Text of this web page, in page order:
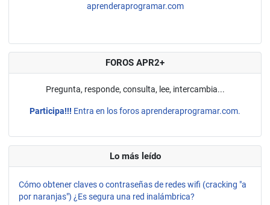
aprenderaprogramar.com
FOROS APR2+
Pregunta, responde, consulta, lee, intercambia...
Participa!!! Entra en los foros aprenderaprogramar.com.
Lo más leído
Cómo obtener claves o contraseñas de redes wifi (cracking "a
por naranjas") ¿Es segura una red inalámbrica?